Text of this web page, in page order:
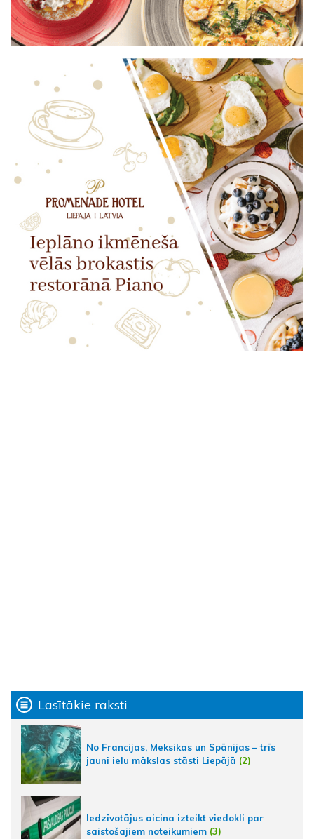
Lasītākie raksti
No Francijas, Meksikas un Spānijas – trīs
jauni ielu mākslas stāsti Liepājā (2)
Iedzīvotājus aicina izteikt viedokli par
saistošajiem noteikumiem (3)